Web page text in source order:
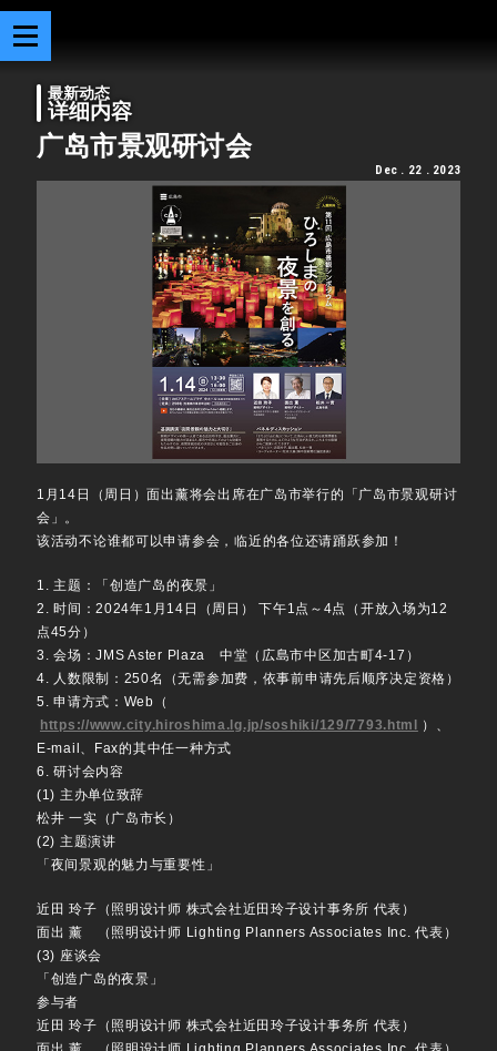
最新动态
详细内容
广岛市景观研讨会
Dec . 22 . 2023
1月14日（周日）面出薰将会出席在广岛市举行的「广岛市景观研讨
会」。
该活动不论谁都可以申请参会，临近的各位还请踊跃参加！
1. 主题：「创造广岛的夜景」
2. 时间：2024年1月14日（周日） 下午1点～4点（开放入场为12
点45分）
3. 会场：JMS Aster Plaza 中堂（広島市中区加古町4-17）
4. 人数限制：250名（无需参加费，依事前申请先后顺序决定资格）
5. 申请方式：Web（
https://www.city.hiroshima.lg.jp/soshiki/129/7793.html ）、
E-mail、Fax的其中任一种方式
6. 研讨会内容
(1) 主办单位致辞
松井 一实（广岛市长）
(2) 主题演讲
「夜间景观的魅力与重要性」
近田 玲子（照明设计师 株式会社近田玲子设计事务所 代表）
面出 薰 （照明设计师 Lighting Planners Associates Inc. 代表）
(3) 座谈会
「创造广岛的夜景」
参与者
近田 玲子（照明设计师 株式会社近田玲子设计事务所 代表）